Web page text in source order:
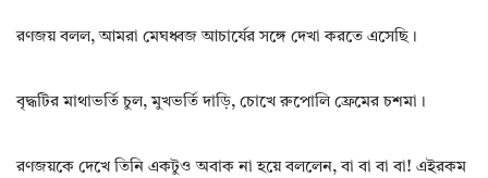
রণজয় বলল, আমরা মেঘধ্বজ আচার্যের সঙ্গে দেখা করতে এসেছি।
বৃদ্ধটির মাথাভর্তি চুল, মুখভর্তি দাড়ি, চোখে রুপোলি ফ্রেমের চশমা।
রণজয়কে দেখে তিনি একটুও অবাক না হয়ে বললেন, বা বা বা বা! এইরকম